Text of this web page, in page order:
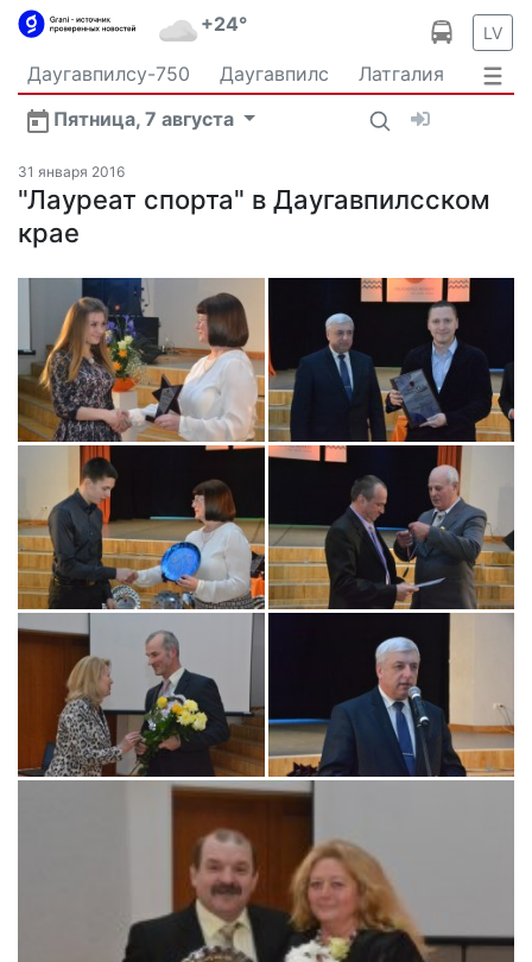
+24° LV
Даугавпилсу-750 Даугавпилс
Латгалия
Латвия
Политика Происшествия
Спорт
Общество
Пятница, 7 августа
Новости Даугавпилса
Транспорт
В мире
31 января 2016
"Лауреат спорта" в Даугавпилсском
крае